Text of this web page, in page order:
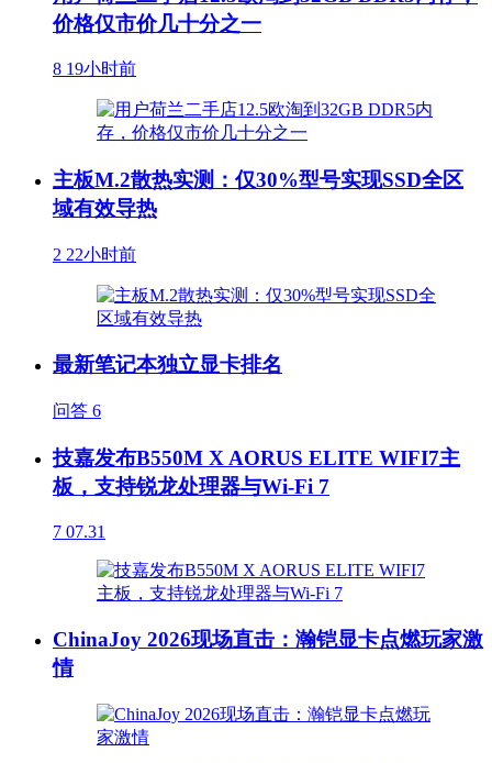
价格仅市价几十分之一
8 19小时前
主板M.2散热实测：仅30%型号实现SSD全区
域有效导热
2 22小时前
最新笔记本独立显卡排名
问答 6
技嘉发布B550M X AORUS ELITE WIFI7主
板，支持锐龙处理器与Wi-Fi 7
7 07.31
ChinaJoy 2026现场直击：瀚铠显卡点燃玩家激
情